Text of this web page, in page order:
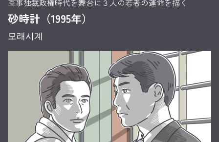
軍事独裁政権時代を舞台に３人の若者の運命を描く
砂時計（1995年）
모래시계